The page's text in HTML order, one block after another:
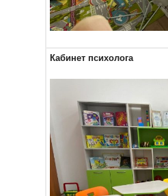
Кабинет психолога